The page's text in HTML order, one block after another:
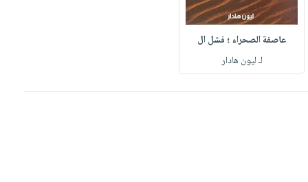
عاصفة الصحراء ؛ فشل ال
لـ ليون هادار